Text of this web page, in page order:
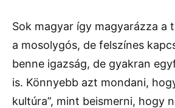
Sok magyar így magyarázza a
a mosolygós, de felszínes
benne igazság, de gyakran
is. Könnyebb azt mondani,
kultúra”, mint beismerni, hogy